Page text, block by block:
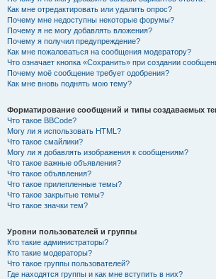
Как мне отредактировать или удалить опрос?
Почему мне недоступны некоторые форумы?
Почему я не могу добавлять вложения?
Почему я получил предупреждение?
Как мне пожаловаться на сообщения модератору?
Что означает кнопка «Сохранить» при создании
Почему моё сообщение требует одобрения?
Как мне вновь поднять мою тему?
Форматирование сообщений и типы создаваемых
Что такое BBCode?
Могу ли я использовать HTML?
Что такое смайлики?
Могу ли я добавлять изображения к сообщениям?
Что такое важные объявления?
Что такое объявления?
Что такое прилепленные темы?
Что такое закрытые темы?
Что такое значки тем?
Уровни пользователей и группы
Кто такие администраторы?
Кто такие модераторы?
Что такое группы пользователей?
Где находятся группы и как мне вступить в них?